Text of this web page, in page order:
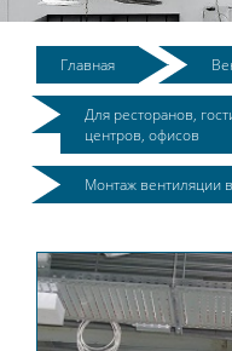
Главная
Для ресторанов,
центров, офисов
Монтаж вентиляции